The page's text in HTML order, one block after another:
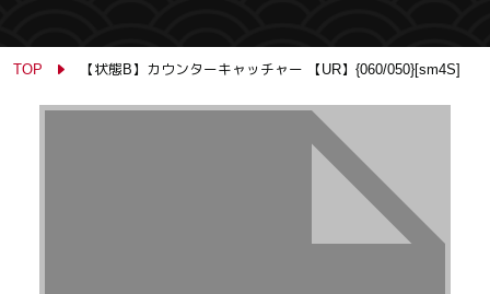
TOP 【状態B】カウンターキャッチャー 【UR】{060/050}[sm4S]